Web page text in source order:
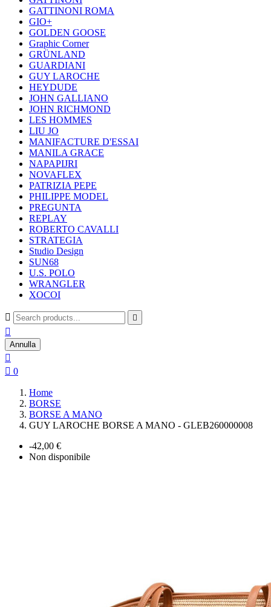
GATTINONI ROMA
GIO+
GOLDEN GOOSE
Graphic Corner
GRÜNLAND
GUARDIANI
GUY LAROCHE
HEYDUDE
JOHN GALLIANO
JOHN RICHMOND
LES HOMMES
LIU JO
MANIFACTURE D'ESSAI
MANILA GRACE
NAPAPIJRI
NOVAFLEX
PATRIZIA PEPE
PHILIPPE MODEL
PREGUNTA
REPLAY
ROBERTO CAVALLI
STRATEGIA
Studio Design
SUN68
U.S. POLO
WRANGLER
XOCOI
 

Annulla

 0
Home
BORSE
BORSE A MANO
GUY LAROCHE BORSE A MANO - GLEB260000008
-42,00 €
Non disponibile